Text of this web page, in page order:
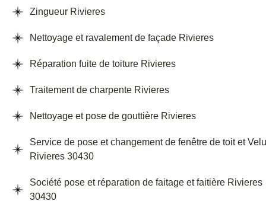
Zingueur Rivieres
Nettoyage et ravalement de façade Rivieres
Réparation fuite de toiture Rivieres
Traitement de charpente Rivieres
Nettoyage et pose de gouttière Rivieres
Service de pose et changement de fenêtre de toit et
Rivieres 30430
Société pose et réparation de faitage et faitière Rivieres
30430